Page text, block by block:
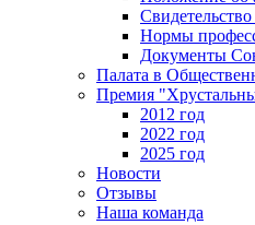
Нормы
Документы
Палата в
Премия
2012 год
2022 год
2025 год
Новости
Отзывы
Наша команда